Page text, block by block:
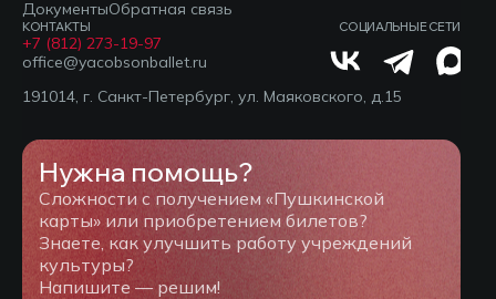
ДокументыОбратная связь
КОНТАКТЫ
+7 (812) 273-19-97
office@yacobsonballet.ru
СОЦИАЛЬНЫЕ СЕТИ
191014, г. Санкт-Петербург, ул. Маяковского, д.15
Нужна помощь?
Сложности с получением «Пушкинской
карты» или приобретением билетов?
Знаете, как улучшить работу учреждений
культуры?
Напишите — решим!